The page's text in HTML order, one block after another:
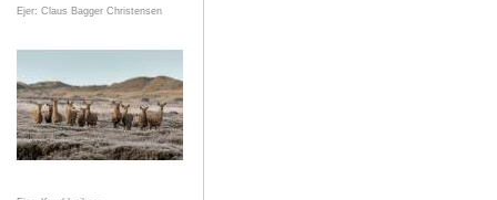
Ejer: Claus Bagger Christensen